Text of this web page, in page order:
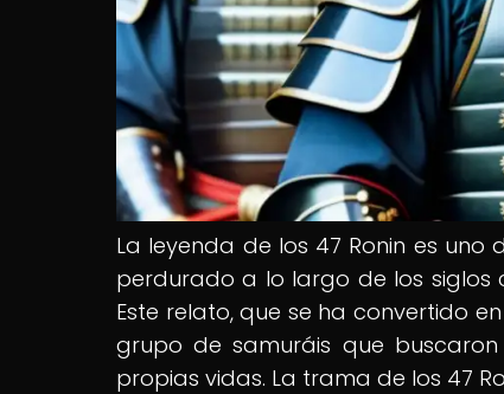
La leyenda de los 47 Ronin es
perdurado a lo largo de los siglos
Este relato, que se ha convertido
grupo de samuráis que
propias vidas. La trama de los 47